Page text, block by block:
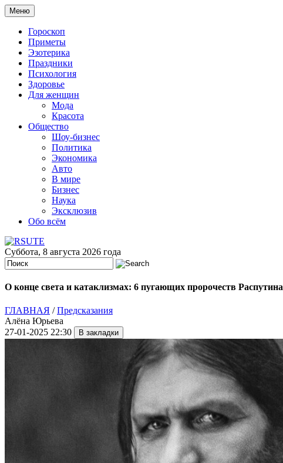
Меню
Гороскоп
Приметы
Эзотерика
Праздники
Психология
Здоровье
Для женщин
Мода
Красота
Общество
Шоу-бизнес
Политика
Экономика
Авто
В мире
Бизнес
Наука
Эксклюзив
Обо всём
Суббота, 8 августа 2026 года
О конце света и катаклизмах: 6 пугающих пророчеств Распутина
ГЛАВНАЯ /Предсказания
Алёна Юрьева
27-01-2025 22:30